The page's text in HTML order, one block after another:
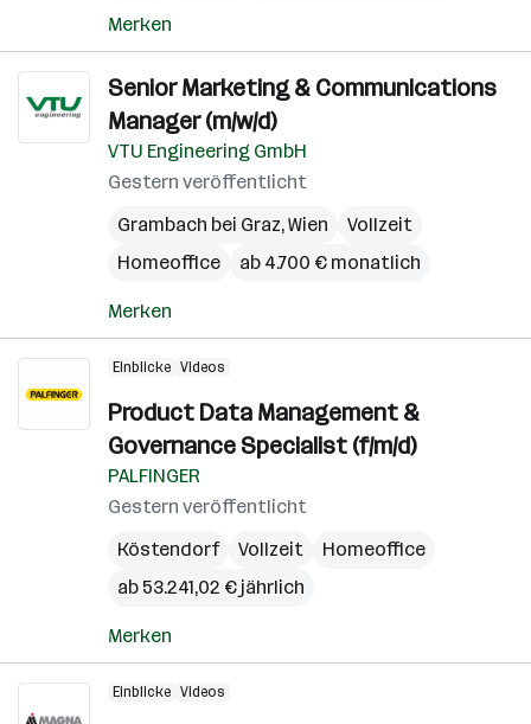
Merken
Senior Marketing & Communications
Manager (m/w/d)
VTU Engineering GmbH
Gestern veröffentlicht
Grambach bei Graz,Wien
Vollzeit
Homeoffice
ab 4.700 € monatlich
Merken
Einblicke Videos
Product Data Management &
Governance Specialist (f/m/d)
PALFINGER
Gestern veröffentlicht
Köstendorf
Vollzeit
Homeoffice
ab 53.241,02 € jährlich
Merken
Einblicke Videos